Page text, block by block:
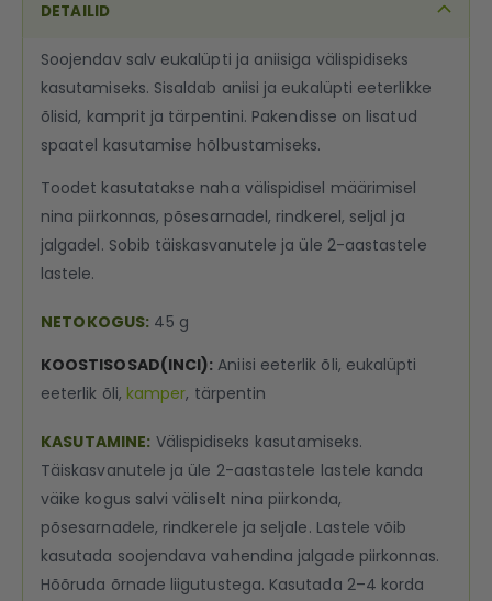
DETAILID
Soojendav salv eukalüpti ja aniisiga välispidiseks
kasutamiseks. Sisaldab aniisi ja eukalüpti eeterlikke
õlisid, kamprit ja tärpentini. Pakendisse on lisatud
spaatel kasutamise hõlbustamiseks.
Toodet kasutatakse naha välispidisel määrimisel
nina piirkonnas, põsesarnadel, rindkerel, seljal ja
jalgadel. Sobib täiskasvanutele ja üle 2-aastastele
lastele.
NETOKOGUS: 45 g
KOOSTISOSAD(INCI): Aniisi eeterlik õli, eukalüpti
eeterlik õli, kamper, tärpentin
KASUTAMINE: Välispidiseks kasutamiseks.
Täiskasvanutele ja üle 2-aastastele lastele kanda
väike kogus salvi väliselt nina piirkonda,
põsesarnadele, rindkerele ja seljale. Lastele võib
kasutada soojendava vahendina jalgade piirkonnas.
Hõõruda õrnade liigutustega. Kasutada 2–4 korda